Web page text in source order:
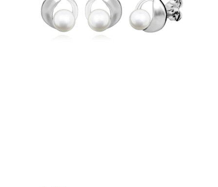
Doprava a platba Vrátenie, výmena, reklamácia